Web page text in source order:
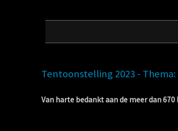
Tentoonstelling 2023 - Thema:
Van harte bedankt aan de meer dan